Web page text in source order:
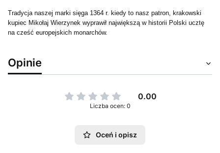
Tradycja naszej marki sięga 1364 r. kiedy to nasz patron, krakowski
kupiec Mikołaj Wierzynek wyprawił największą w historii Polski ucztę
na cześć europejskich monarchów.
Opinie
0.00
Liczba ocen: 0
Oceń i opisz